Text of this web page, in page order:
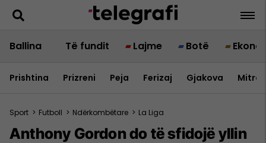
Ballina Të fundit Lajme Botë
Prishtina Prizreni Peja Ferizaj Gjakova
Sport > Futboll > Ndërkombëtare > La Liga
Anthony Gordon do të sfidojë yllin